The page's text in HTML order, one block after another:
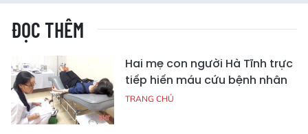
ĐỌC THÊM
Hai mẹ con người Hà Tĩnh trực
tiếp hiến máu cứu bệnh nhân
TRANG CHỦ